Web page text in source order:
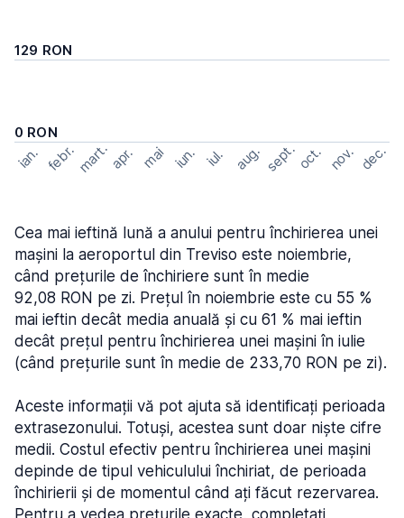
129 RON
0 RON
ian. febr.mart. apr. mai iun. iul. aug. sept. oct. nov. dec.
Cea mai ieftină lună a anului pentru închirierea unei
mașini la aeroportul din Treviso este noiembrie,
când prețurile de închiriere sunt în medie
92,08 RON pe zi. Prețul în noiembrie este cu 55 %
mai ieftin decât media anuală și cu 61 % mai ieftin
decât prețul pentru închirierea unei mașini în iulie
(când prețurile sunt în medie de 233,70 RON pe zi).
Aceste informații vă pot ajuta să identificați perioada
extrasezonului. Totuși, acestea sunt doar niște cifre
medii. Costul efectiv pentru închirierea unei mașini
depinde de tipul vehiculului închiriat, de perioada
închirierii și de momentul când ați făcut rezervarea.
Pentru a vedea prețurile exacte, completați